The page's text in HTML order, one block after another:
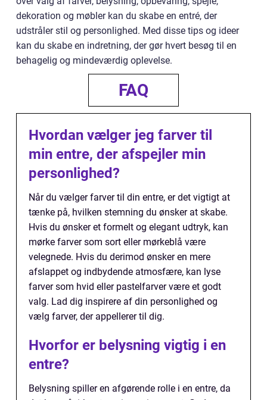
dekoration og møbler kan du skabe en entré, der
udstråler stil og personlighed. Med disse tips og ideer
kan du skabe en indretning, der gør hvert besøg til en
behagelig og mindeværdig oplevelse.
FAQ
Hvordan vælger jeg farver til
min entre, der afspejler min
personlighed?
Når du vælger farver til din entre, er det vigtigt at
tænke på, hvilken stemning du ønsker at skabe.
Hvis du ønsker et formelt og elegant udtryk, kan
mørke farver som sort eller mørkeblå være
velegnede. Hvis du derimod ønsker en mere
afslappet og indbydende atmosfære, kan lyse
farver som hvid eller pastelfarver være et godt
valg. Lad dig inspirere af din personlighed og
vælg farver, der appellerer til dig.
Hvorfor er belysning vigtig i en
entre?
Belysning spiller en afgørende rolle i en entre, da